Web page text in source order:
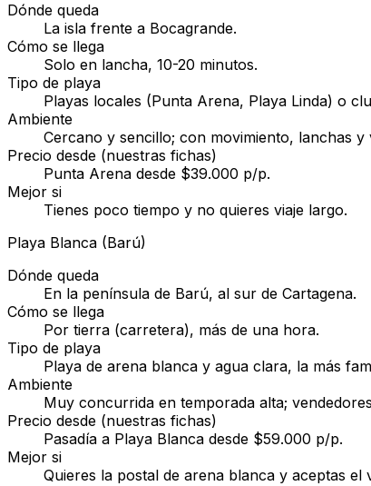
Dónde queda
La isla frente a Bocagrande.
Cómo se llega
Solo en lancha, 10-20 minutos.
Tipo de playa
Playas locales (Punta Arena, Playa Linda) o
Ambiente
Cercano y sencillo; con movimiento, lanchas y
Precio desde (nuestras fichas)
Punta Arena desde $39.000 p/p.
Mejor si
Tienes poco tiempo y no quieres viaje largo.
Playa Blanca (Barú)
Dónde queda
En la península de Barú, al sur de Cartagena.
Cómo se llega
Por tierra (carretera), más de una hora.
Tipo de playa
Playa de arena blanca y agua clara, la más
Ambiente
Muy concurrida en temporada alta;
Precio desde (nuestras fichas)
Pasadía a Playa Blanca desde $59.000 p/p.
Mejor si
Quieres la postal de arena blanca y aceptas el